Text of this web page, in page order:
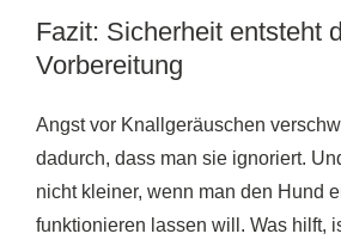
Fazit: Sicherheit entsteht
Vorbereitung
Angst vor Knallgeräuschen
dadurch, dass man sie ignoriert.
nicht kleiner, wenn man den Hund
funktionieren lassen will. Was hilft,